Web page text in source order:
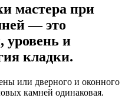
мастера при
— это
уровень и
кладки.
или дверного и оконного
камней одинаковая.